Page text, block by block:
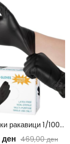
Медицински ракавици 1/100 црни
ден 469,00ден